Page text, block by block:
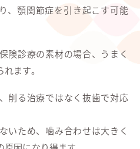
、顎関節症を引き起こす可能
険診療の素材の場合、うまく
ます。
削る治療ではなく抜歯で対応
いため、噛み合わせは大きく